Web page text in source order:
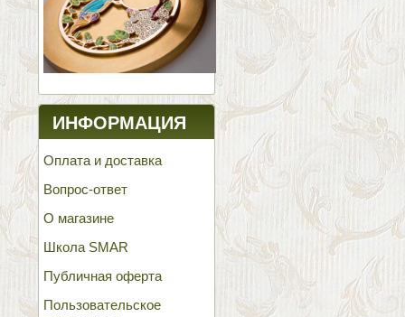
ИНФОРМАЦИЯ
Оплата и доставка
Вопрос-ответ
О магазине
Школа SMAR
Публичная оферта
Пользовательское